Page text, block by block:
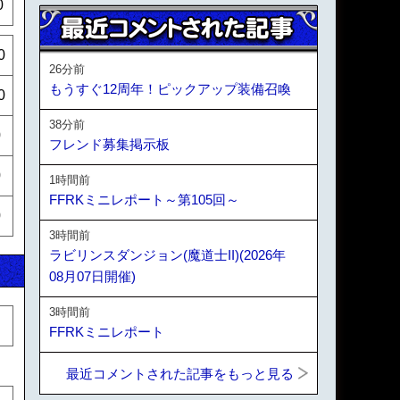
26分前
もうすぐ12周年！ピックアップ装備召喚
38分前
フレンド募集掲示板
1時間前
FFRKミニレポート～第105回～
3時間前
ラビリンスダンジョン(魔道士II)(2026年
08月07日開催)
3時間前
FFRKミニレポート
最近コメントされた記事をもっと見る